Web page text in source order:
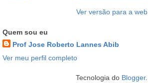
Ver versão para a web
Quem sou eu
Prof Jose Roberto Lannes Abib
Ver meu perfil completo
Tecnologia do Blogger.